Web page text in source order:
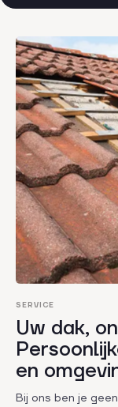
SERVICE
Uw dak,
en
Bij ons ben je